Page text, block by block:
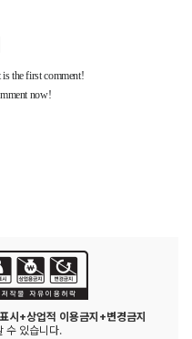
시+상업적 이용금지+변경금지
수 있습니다.